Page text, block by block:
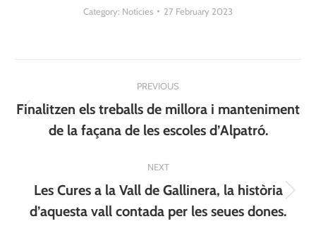
Category: Notícies 27 February 2023
navigation
PREVIOUS
Previous
post:
Finalitzen els treballs de millora i manteniment
de la façana de les escoles d’Alpatró.
NEXT
Next
post:
Les Cures a la Vall de Gallinera, la història
d’aquesta vall contada per les seues dones.